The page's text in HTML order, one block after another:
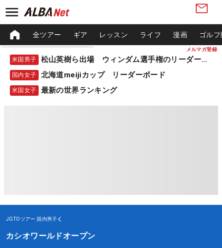
メルマガ登録
全ツアー ギア レッスン ライフ 漫画 ゴル
米国男子 松山英樹ら出場 ウィンダム選手権のリーダーボード
国内女子 北海道meijiカップ リーダーボード
米国女子 最新の世界ランキング
JGTOツアー 国内男子
カシオワールドオープン